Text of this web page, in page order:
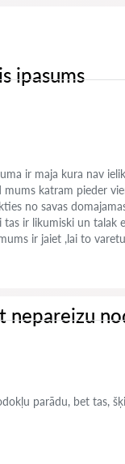
ipasums
ir maja kura nav
mums katram pieder
no savas
tas ir likumiski un talak
ir jaiet ,lai to
nepareizu
parādu, bet tas,